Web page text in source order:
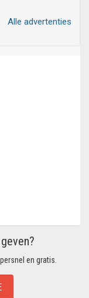
Alle advertenties
en gratis.